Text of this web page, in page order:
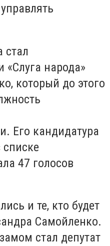
стал
«Слуга народа»
который до этого
Его кандидатура
47 голосов
и те, кто будет
Самойленко.
стал депутат